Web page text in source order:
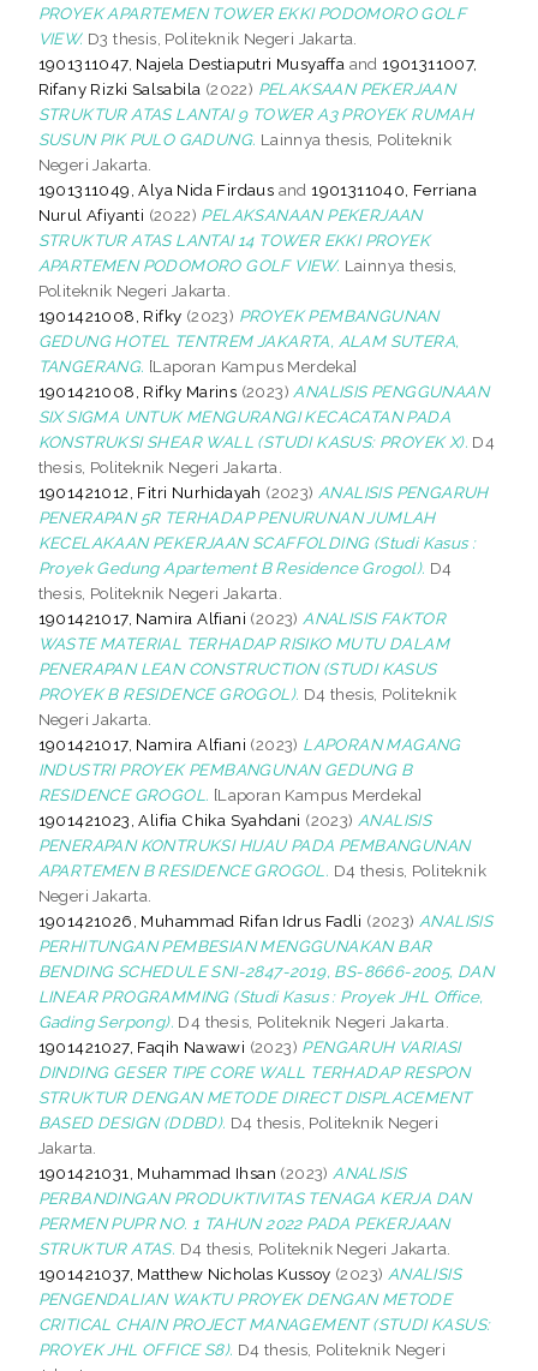
PROYEK APARTEMEN TOWER EKKI PODOMORO GOLF
VIEW. D3 thesis, Politeknik Negeri Jakarta.
1901311047, Najela Destiaputri Musyaffa and1901311007,
Rifany Rizki Salsabila (2022) PELAKSAAN PEKERJAAN
STRUKTUR ATAS LANTAI 9 TOWER A3 PROYEK RUMAH
SUSUN PIK PULO GADUNG. Lainnya thesis, Politeknik
Negeri Jakarta.
1901311049, Alya Nida Firdaus and1901311040, Ferriana
Nurul Afiyanti (2022) PELAKSANAAN PEKERJAAN
STRUKTUR ATAS LANTAI 14 TOWER EKKI PROYEK
APARTEMEN PODOMORO GOLF VIEW. Lainnya thesis,
Politeknik Negeri Jakarta.
1901421008, Rifky (2023) PROYEK PEMBANGUNAN
GEDUNG HOTEL TENTREM JAKARTA, ALAM SUTERA,
TANGERANG. [Laporan Kampus Merdeka]
1901421008, Rifky Marins (2023) ANALISIS PENGGUNAAN
SIX SIGMA UNTUK MENGURANGI KECACATAN PADA
KONSTRUKSI SHEAR WALL (STUDI KASUS: PROYEK X). D4
thesis, Politeknik Negeri Jakarta.
1901421012, Fitri Nurhidayah (2023) ANALISIS PENGARUH
PENERAPAN 5R TERHADAP PENURUNAN JUMLAH
KECELAKAAN PEKERJAAN SCAFFOLDING (Studi Kasus :
Proyek Gedung Apartement B Residence Grogol). D4
thesis, Politeknik Negeri Jakarta.
1901421017, Namira Alfiani (2023) ANALISIS FAKTOR
WASTE MATERIAL TERHADAP RISIKO MUTU DALAM
PENERAPAN LEAN CONSTRUCTION (STUDI KASUS
PROYEK B RESIDENCE GROGOL). D4 thesis, Politeknik
Negeri Jakarta.
1901421017, Namira Alfiani (2023) LAPORAN MAGANG
INDUSTRI PROYEK PEMBANGUNAN GEDUNG B
RESIDENCE GROGOL. [Laporan Kampus Merdeka]
1901421023, Alifia Chika Syahdani (2023) ANALISIS
PENERAPAN KONTRUKSI HIJAU PADA PEMBANGUNAN
APARTEMEN B RESIDENCE GROGOL. D4 thesis, Politeknik
Negeri Jakarta.
1901421026, Muhammad Rifan Idrus Fadli (2023) ANALISIS
PERHITUNGAN PEMBESIAN MENGGUNAKAN BAR
BENDING SCHEDULE SNI-2847-2019, BS-8666-2005, DAN
LINEAR PROGRAMMING (Studi Kasus : Proyek JHL Office,
Gading Serpong). D4 thesis, Politeknik Negeri Jakarta.
1901421027, Faqih Nawawi (2023) PENGARUH VARIASI
DINDING GESER TIPE CORE WALL TERHADAP RESPON
STRUKTUR DENGAN METODE DIRECT DISPLACEMENT
BASED DESIGN (DDBD). D4 thesis, Politeknik Negeri
Jakarta.
1901421031, Muhammad Ihsan (2023) ANALISIS
PERBANDINGAN PRODUKTIVITAS TENAGA KERJA DAN
PERMEN PUPR NO. 1 TAHUN 2022 PADA PEKERJAAN
STRUKTUR ATAS. D4 thesis, Politeknik Negeri Jakarta.
1901421037, Matthew Nicholas Kussoy (2023) ANALISIS
PENGENDALIAN WAKTU PROYEK DENGAN METODE
CRITICAL CHAIN PROJECT MANAGEMENT (STUDI KASUS:
PROYEK JHL OFFICE S8). D4 thesis, Politeknik Negeri